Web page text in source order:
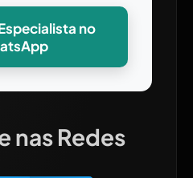
no
nas Redes